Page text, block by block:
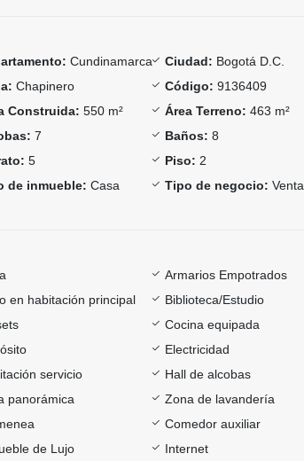
Cundinamarca Ciudad: Bogotá D.C.
Chapinero Código: 9136409
Construida: 550 m² Área Terreno: 463 m²
7 Baños: 8
5 Piso: 2
de inmueble: Casa Tipo de negocio: Venta
Armarios Empotrados
en habitación principal
Biblioteca/Estudio
Cocina equipada
Electricidad
servicio
Hall de alcobas
panorámica
Zona de lavandería
Comedor auxiliar
de Lujo
Internet